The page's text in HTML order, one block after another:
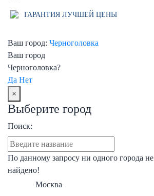
ГАРАНТИЯ ЛУЧШЕЙ ЦЕНЫ
Ваш город: Черноголовка
Ваш город
Черноголовка?
Да Нет
×
Выберите город
Поиск:
По данному запросу ни одного города не
найдено!
Москва